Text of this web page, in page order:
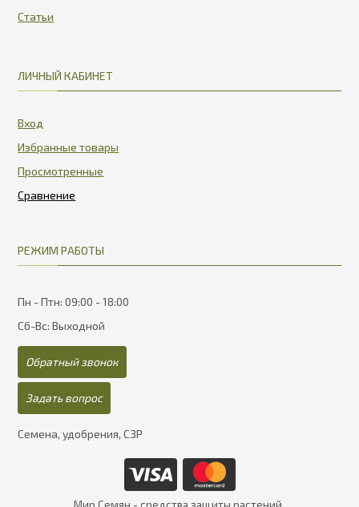
Статьи
ЛИЧНЫЙ КАБИНЕТ
Вход
Избранные товары
Просмотренные
РЕЖИМ РАБОТЫ
Пн - Птн: 09:00 - 18:00
Сб-Вс: Выходной
Обратный звонок
Задать вопрос
Семена, удобрения, СЗР
Мир Семян - средства защиты растений,